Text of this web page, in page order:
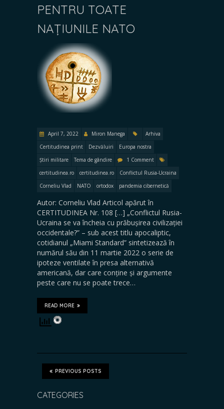
PENTRU TOATE
NAȚIUNILE NATO
April 7, 2022 Miron Manega
Arhiva
Certitudinea print
Dezvăluiri
Europa nostra
Știri militare
Tema de gândire
1 Comment
certitudinea.ro
certitudinea.ro
Conflictul Rusia-Ucraina
Corneliu Vlad
NATO ortodox pandemia cibernetică
Autor: Corneliu Vlad Articol apărut în
CERTITUDINEA Nr. 108 […] „Conflictul Rusia-
Ucraina se va încheia cu prăbușirea civilizației
occidentale?” – sub acest titlu apocaliptic,
cotidianul „Miami Standard” sintetizează în
numărul său din 11 martie 2022 o serie de
ipoteze ventilate în presa alternativă
americană, dar care conține și argumente
peste care nu se poate trece…
READ MORE
PREVIOUS POSTS
CATEGORIES